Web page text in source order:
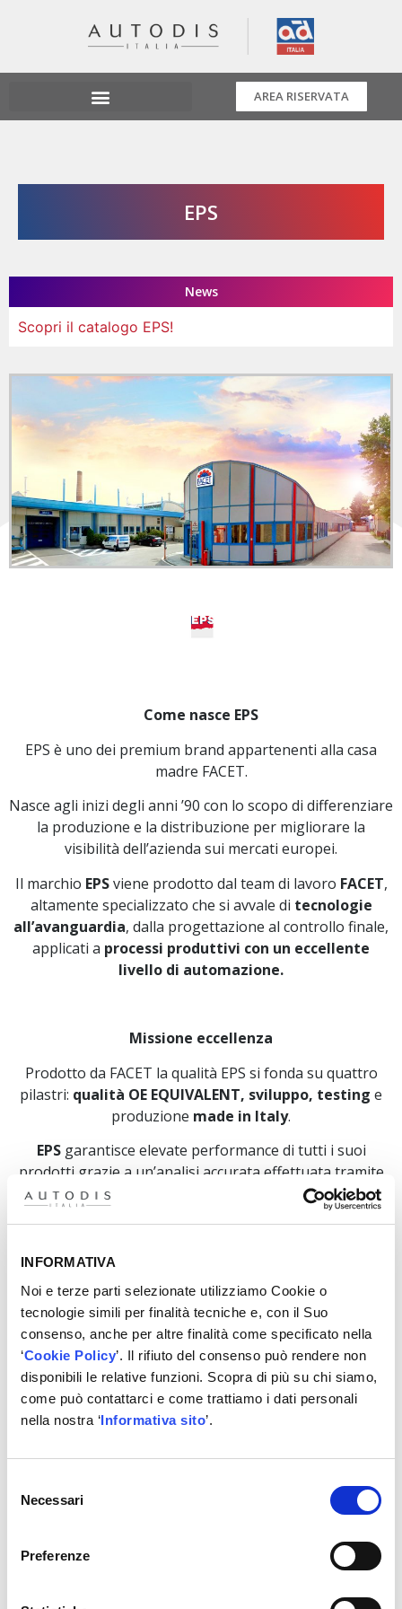
INFORMATIVA
Noi e terze parti selezionate utilizziamo Cookie o
tecnologie simili per finalità tecniche e, con il Suo
consenso, anche per altre finalità come specificato nella
‘Cookie Policy’. Il rifiuto del consenso può rendere non
disponibili le relative funzioni. Scopra di più su chi siamo,
come può contattarci e come trattiamo i dati personali
nella nostra ‘Informativa sito’.
delNecessari
Preferenze
AREA RISERVATA
EPS
News
Scopri il catalogo EPS!
Come nasce EPS
EPS è uno dei premium brand appartenenti alla casa
madre FACET.
Nasce agli inizi degli anni ’90 con lo scopo di differenziare
la produzione e la distribuzione per migliorare la
visibilità dell’azienda sui mercati europei.
Il marchio EPSviene prodotto dal team di lavoro FACET,
altamente specializzato che si avvale di tecnologie
all’avanguardia, dalla progettazione al controllo finale,
applicati a processi produttivi con un eccellente
livello di automazione.
Missione eccellenza
Prodotto da FACET la qualità EPS si fonda su quattro
pilastri: qualità OE EQUIVALENT, sviluppo, testing e
produzione made in Italy.
EPSgarantisce elevate performance di tutti i suoi
prodotti grazie a un’analisi accurata effettuata tramite
reverse engineering dei componenti originali, che,
supportata da processi di sviluppo basati su Advanced
cogliere appieno
Qualità certificata
I prodotti EPS sono conformi alle certificazioni ISO
9001/2015 e IATF 16949:2016a dimostrazione della
massima attenzione alla qualità, all’impatto ambientale e
alla sicurezza dei luoghi di lavoro.
mercato, con oltre 4.500 articoli suddivisi in cinque
sistemi d’accensione, interruttori, termostati
e componenti per la gestione termica, sensori e